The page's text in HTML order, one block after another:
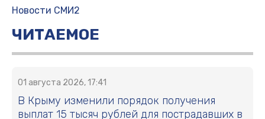
Новости СМИ2
ЧИТАЕМОЕ
01 августа 2026, 17:41
В Крыму изменили порядок получения
выплат 15 тысяч рублей для пострадавших в